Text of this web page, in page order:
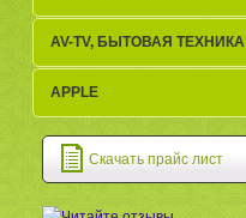
AV-TV, БЫТОВАЯ ТЕХНИКА
APPLE
Скачать прайс лист